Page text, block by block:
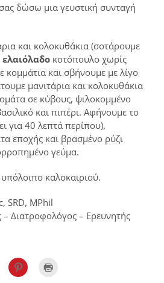
δώσω μια γευστική συνταγή
και κολοκυθάκια (σοτάρουμε
κοτόπουλο χωρίς
κομμάτια και σβήνουμε με λίγο
μανιτάρια και κολοκυθάκια
σε κύβους, ψιλοκομμένο
και πιπέρι. Αφήνουμε το
για 40 λεπτά περίπου),
εποχής και βρασμένο ρύζι
γεύμα.
καλοκαιριού.
SRD, MPhil
– Διατροφολόγος – Ερευνητής